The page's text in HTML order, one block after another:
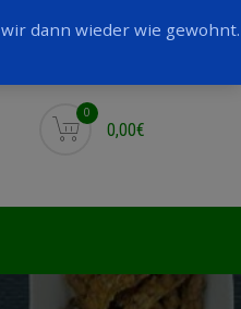
Facebook
0
0,00€
dann wieder wie gewohnt.